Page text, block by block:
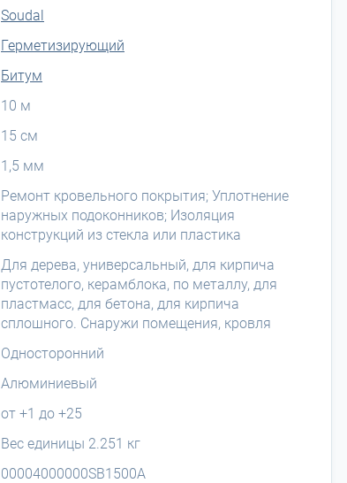
Soudal
Герметизирующий
Битум
10 м
15 см
1,5 мм
Ремонт кровельного покрытия; Уплотнение
наружных подоконников; Изоляция
конструкций из стекла или пластика
Для дерева, универсальный, для кирпича
пустотелого, керамблока, по металлу, для
пластмасс, для бетона, для кирпича
сплошного. Снаружи помещения, кровля
Односторонний
Алюминиевый
от +1 до +25
Вес единицы 2.251 кг
00004000000SB1500A